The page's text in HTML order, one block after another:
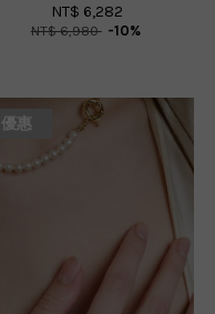
NT$ 6,282
NT$ 6,980 -10%
優惠